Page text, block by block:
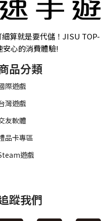
算就是要代儲！JISU TOP-
安心的消費體驗!
品分類
際遊戲
灣遊戲
友軟體
品卡專區
遊戲
蹤我們